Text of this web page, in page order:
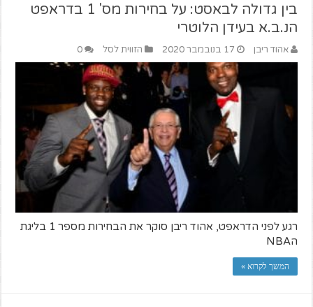
בין גדולה לבאסט: על בחירות מס' 1 בדראפט
הנ.ב.א בעידן הלוטרי
אהוד ריבן 17 בנובמבר 2020 הזווית לסל 0
רגע לפני הדראפט, אהוד ריבן סוקר את הבחירות מספר 1 בליגת
הNBA
המשך לקרוא »